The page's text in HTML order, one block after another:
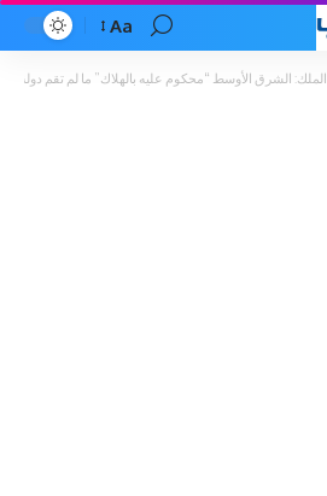
Font
Resizer
Aa
الملك: الشرق الأوسط “محكوم عليه بالهلاك” ما لم تقم دولة